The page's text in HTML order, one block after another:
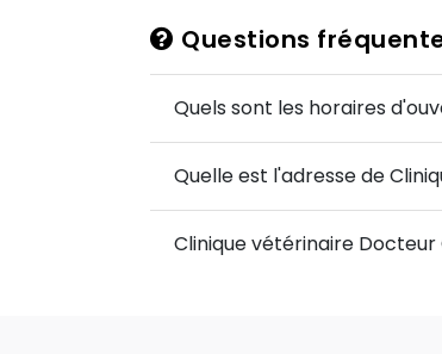
Questions
Quels sont les horaires
Quelle est l'adresse de
Clinique vétérinaire